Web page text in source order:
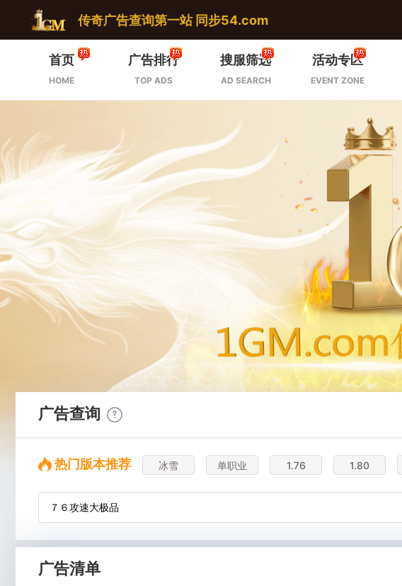
传奇广告查询第一站 同步54.com
首页
HOME
广告排行
TOP ADS
搜服筛选
AD SEARCH
活动专区
EVENT ZONE
广告查询
热门版本推荐 冰雪 单职业 1.76 1.80
广告清单